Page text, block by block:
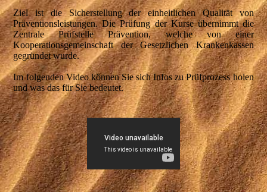
Ziel ist die Sicherstellung der einheitlichen Qualität von
Präventionsleistungen. Die Prüfung der Kurse übernimmt die
Zentrale Prüfstelle Prävention, welche von einer
Kooperationsgemeinschaft der Gesetzlichen Krankenkassen
gegründet wurde.
Im folgenden Video können Sie sich Infos zu Prüfprozess holen
und was das für Sie bedeutet.